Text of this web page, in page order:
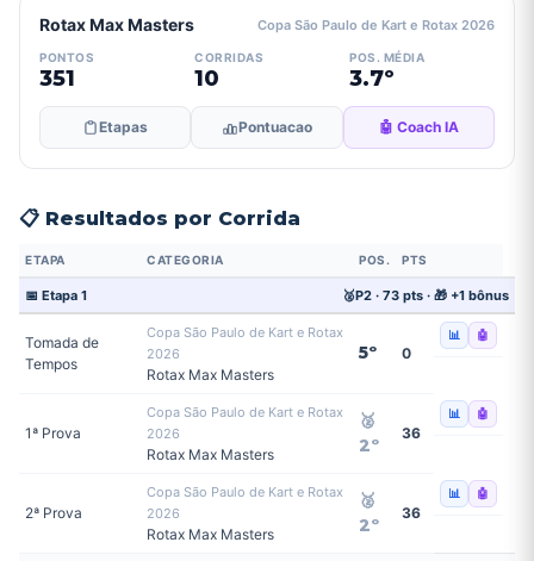
Rotax Max Masters Copa São Paulo de Kart e Rotax 2026
PONTOS
351
CORRIDAS
10
POS. MÉDIA
3.7º
Etapas Pontuacao 🤖 Coach IA
📋 Resultados por Corrida
ETAPA CATEGORIA POS. PTS
📅 Etapa 1 🥈P2 · 73 pts · 🎁 +1 bônus
Tomada de
Tempos
Copa São Paulo de Kart e Rotax
2026
Rotax Max Masters
5º 0
📊 🤖
1ª Prova
Copa São Paulo de Kart e Rotax
2026
Rotax Max Masters
🥈
2º
36
📊 🤖
2ª Prova
Copa São Paulo de Kart e Rotax
2026
Rotax Max Masters
🥈
2º
36
📊 🤖